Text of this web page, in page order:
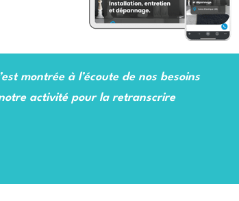
montrée à l’écoute de nos besoins
activité pour la retranscrire